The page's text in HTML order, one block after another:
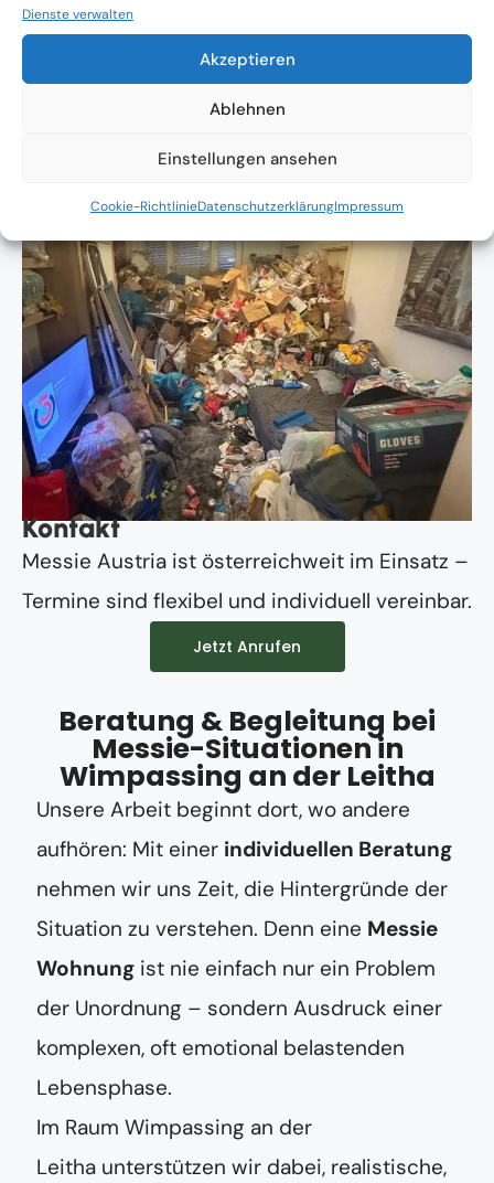
Dienste verwalten
Akzeptieren
Ablehnen
Einstellungen ansehen
Cookie-RichtlinieDatenschutzerklärungImpressum
Absolute Diskretion & keine
Zusammenarbeit mit Ämtern ohne
Kontakt
Messie Austria ist österreichweit im Einsatz –
Termine sind flexibel und individuell vereinbar.
Jetzt Anrufen
Beratung & Begleitung bei
Messie-Situationen in
Wimpassing an der Leitha
Unsere Arbeit beginnt dort, wo andere
aufhören: Mit einer individuellen Beratung
nehmen wir uns Zeit, die Hintergründe der
Situation zu verstehen. Denn eine Messie
Wohnung ist nie einfach nur ein Problem
der Unordnung – sondern Ausdruck einer
komplexen, oft emotional belastenden
Lebensphase.
Im Raum Wimpassing an der
Leitha unterstützen wir dabei, realistische,